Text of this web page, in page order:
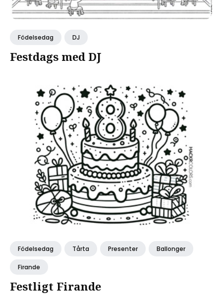
Födelsedag DJ
Festdags med DJ
Födelsedag Tårta Presenter Ballonger
Firande
Festligt Firande